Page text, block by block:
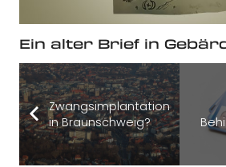
Ein alter Brief in
Zwangsimplantation
in Braunschweig?